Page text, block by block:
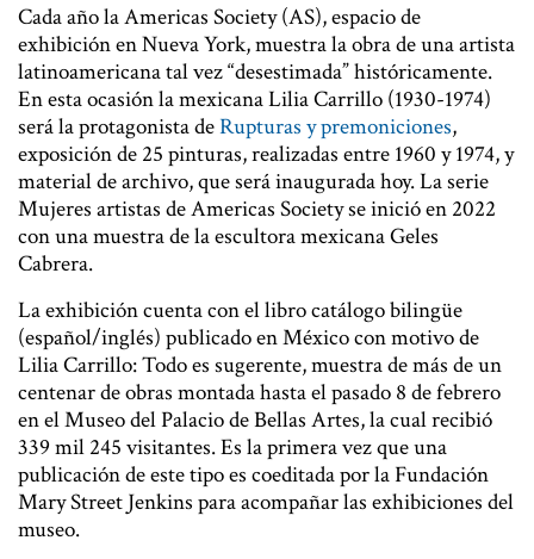
Cada año la Americas Society (AS), espacio de
exhibición en Nueva York, muestra la obra de una artista
latinoamericana tal vez “desestimada” históricamente.
En esta ocasión la mexicana Lilia Carrillo (1930-1974)
será la protagonista deRupturas y premoniciones,
exposición de 25 pinturas, realizadas entre 1960 y 1974, y
material de archivo, que será inaugurada hoy. La serie
Mujeres artistas de Americas Society se inició en 2022
con una muestra de la escultora mexicana Geles
Cabrera.
La exhibición cuenta con el libro catálogo bilingüe
(español/inglés) publicado en México con motivo de
Lilia Carrillo: Todo es sugerente, muestra de más de un
centenar de obras montada hasta el pasado 8 de febrero
en el Museo del Palacio de Bellas Artes, la cual recibió
339 mil 245 visitantes. Es la primera vez que una
publicación de este tipo es coeditada por la Fundación
Mary Street Jenkins para acompañar las exhibiciones del
museo.